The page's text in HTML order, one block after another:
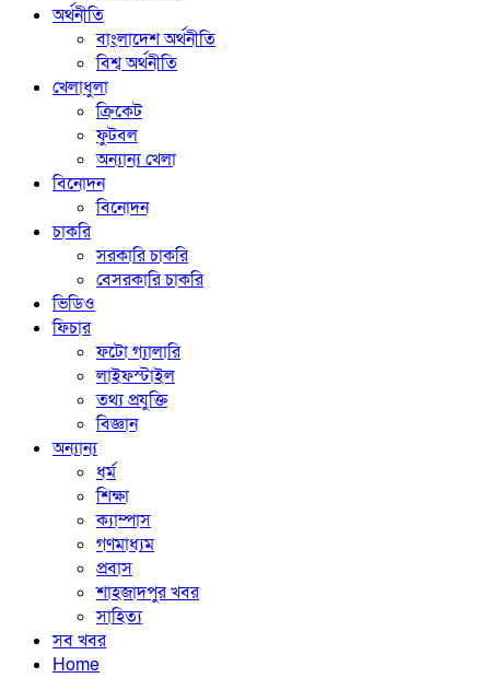
অর্থনীতি
বাংলাদেশ অর্থনীতি
বিশ্ব অর্থনীতি
খেলাধুলা
ক্রিকেট
ফুটবল
অন্যান্য খেলা
বিনোদন
বিনোদন
চাকরি
সরকারি চাকরি
বেসরকারি চাকরি
ভিডিও
ফিচার
ফটো গ্যালারি
লাইফস্টাইল
তথ্য প্রযুক্তি
বিজ্ঞান
অন্যান্য
ধর্ম
শিক্ষা
ক্যাম্পাস
গণমাধ্যম
প্রবাস
শাহজাদপুর খবর
সাহিত্য
সব খবর
Home